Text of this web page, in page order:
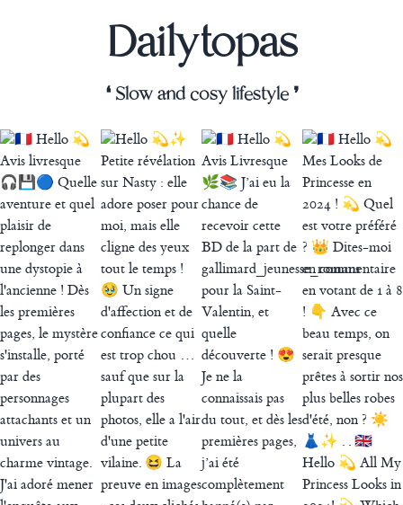
Dailytopas
❛ Slow and cosy lifestyle ❜